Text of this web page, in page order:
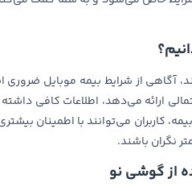
از شرایط بیمه موبایل ضروری
ارائه می‌دهد، اطلاعات کافی
کاربران می‌توانند با اطمینان
نگران باشند.
از گوشی نو